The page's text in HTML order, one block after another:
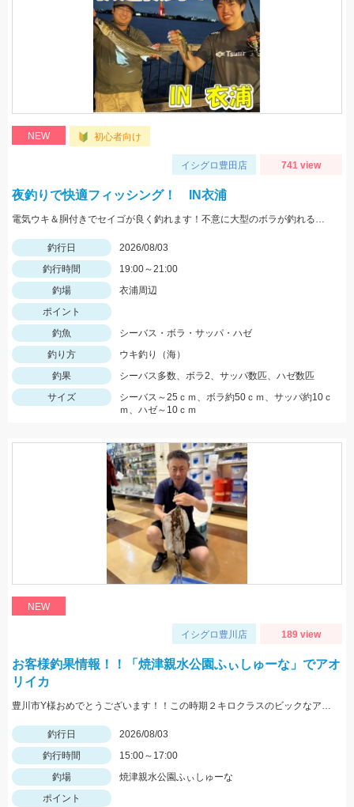
NEW 初心者向け
イシグロ豊田店 741 view
夜釣りで快適フィッシング！ IN衣浦
電気ウキ＆胴付きでセイゴが良く釣れます！不意に大型のボラが釣れることもあるので、ネットがあると安心です。
釣行日
2026/08/03
釣行時間
19:00～21:00
釣場
衣浦周辺
ポイント
釣魚
シーバス・ボラ・サッパ・ハゼ
釣り方
ウキ釣り（海）
釣果
シーバス多数、ボラ2、サッパ数匹、ハゼ数匹
サイズ
シーバス～25ｃｍ、ボラ約50ｃｍ、サッパ約10ｃ
ｍ、ハゼ～10ｃｍ
NEW
イシグロ豊川店 189 view
お客様釣果情報！！「焼津親水公園ふぃしゅーな」でアオ
リイカ
豊川市Y様おめでとうございます！！この時期２キロクラスのビックなアオリイカを見事に仕留められました！！ 釣れているのが500ｇクラスの情報だったので、ヒットした瞬間はエイかと思ったそうです。
釣行日
2026/08/03
釣行時間
15:00～17:00
釣場
焼津親水公園ふぃしゅーな
ポイント